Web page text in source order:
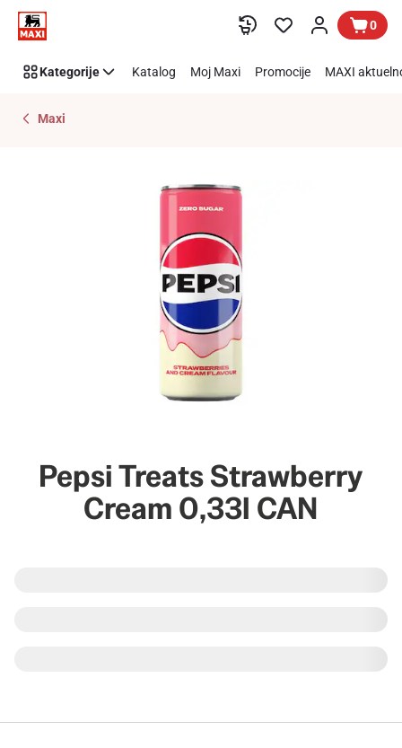
Preskoči link 0
Kategorije Katalog Moj Maxi Promocije MAXI
Maxi
Pepsi Treats Strawberry
Cream 0,33l CAN